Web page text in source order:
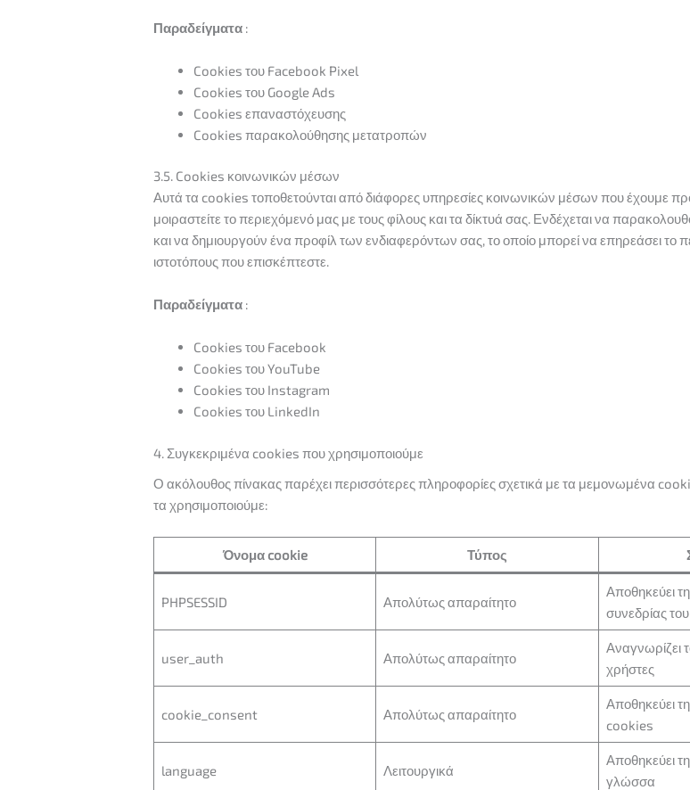
Παραδείγματα :
Cookies του Facebook Pixel
Cookies του Google Ads
Cookies επαναστόχευσης
Cookies παρακολούθησης μετατροπών
3.5. Cookies κοινωνικών μέσων
Αυτά τα cookies τοποθετούνται από διάφορες υπηρεσίες κοινωνικών μέσων που έχουμε
μοιραστείτε το περιεχόμενό μας με τους φίλους και τα δίκτυά σας. Ενδέχεται να
και να δημιουργούν ένα προφίλ των ενδιαφερόντων σας, το οποίο μπορεί να επηρεάσει το
ιστοτόπους που επισκέπτεστε.
Παραδείγματα :
Cookies του Facebook
Cookies του YouTube
Cookies του Instagram
Cookies του LinkedIn
4. Συγκεκριμένα cookies που χρησιμοποιούμε
Ο ακόλουθος πίνακας παρέχει περισσότερες πληροφορίες σχετικά με τα μεμονωμένα
τα χρησιμοποιούμε:
Όνομα cookie Τύπος
PHPSESSID Απολύτως απαραίτητο
Αποθηκεύει
συνεδρίας
user_auth Απολύτως απαραίτητο
Αναγνωρίζει
χρήστες
cookie_consent Απολύτως απαραίτητο
Αποθηκεύει
cookies
language Λειτουργικά
Αποθηκεύει
γλώσσα